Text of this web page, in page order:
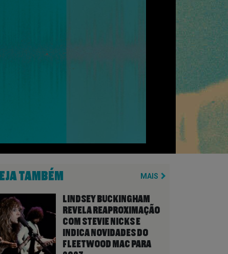
TAMBÉM MAIS
LINDSEY BUCKINGHAM
REVELA REAPROXIMAÇÃO
COM STEVIE NICKS E
INDICA NOVIDADES DO
FLEETWOOD MAC PARA